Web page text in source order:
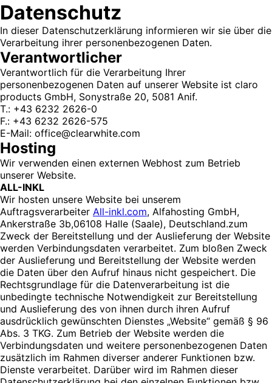
Datenschutz
In dieser Datenschutzerklärung informieren wir sie über die
Verarbeitung ihrer personenbezogenen Daten.
Verantwortlicher
Verantwortlich für die Verarbeitung Ihrer
personenbezogenen Daten auf unserer Website ist claro
products GmbH, Sonystraße 20, 5081 Anif.
T.: +43 6232 2626-0
F.: +43 6232 2626-575
E-Mail: office@clearwhite.com
Hosting
Wir verwenden einen externen Webhost zum Betrieb
unserer Website.
ALL-INKL
Wir hosten unsere Website bei unserem
Auftragsverarbeiter All-inkl.com, Alfahosting GmbH,
Ankerstraße 3b,06108 Halle (Saale), Deutschland.zum
Zweck der Bereitstellung und der Auslieferung der Website
werden Verbindungsdaten verarbeitet. Zum bloßen Zweck
der Auslieferung und Bereitstellung der Website werden
die Daten über den Aufruf hinaus nicht gespeichert. Die
Rechtsgrundlage für die Datenverarbeitung ist die
unbedingte technische Notwendigkeit zur Bereitstellung
und Auslieferung des von ihnen durch ihren Aufruf
ausdrücklich gewünschten Dienstes „Website“ gemäß § 96
Abs. 3 TKG. Zum Betrieb der Website werden die
Verbindungsdaten und weitere personenbezogenen Daten
zusätzlich im Rahmen diverser anderer Funktionen bzw.
Dienste verarbeitet. Darüber wird im Rahmen dieser